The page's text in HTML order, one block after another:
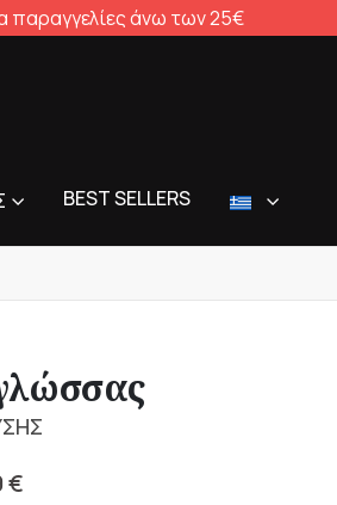
παραγγελίες άνω των 25€
BEST SELLERS
€